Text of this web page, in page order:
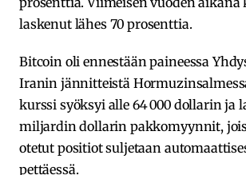
laskenut lähes 70 prosenttia.
Bitcoin oli ennestään paineessa
Iranin jännitteistä
kurssi syöksyi alle 64 000 dollarin ja
miljardin dollarin pakkomyynnit,
otetut positiot suljetaan
pettäessä.